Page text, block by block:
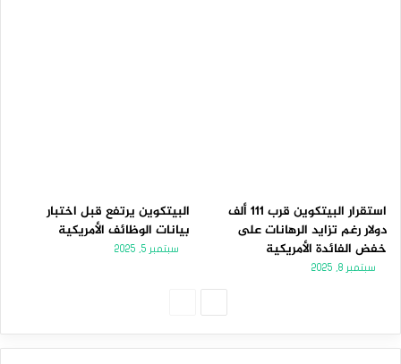
استقرار البيتكوين قرب 111 ألف
دولار رغم تزايد الرهانات على
خفض الفائدة الأمريكية
سبتمبر 8, 2025
البيتكوين يرتفع قبل اختبار
بيانات الوظائف الأمريكية
سبتمبر 5, 2025